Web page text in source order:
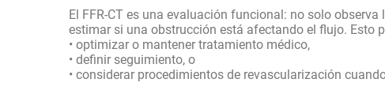
El FFR-CT es una evaluación funcional: no solo
estimar si una obstrucción está afectando el flujo. Esto
• optimizar o mantener tratamiento médico,
• definir seguimiento, o
• considerar procedimientos de revascularización